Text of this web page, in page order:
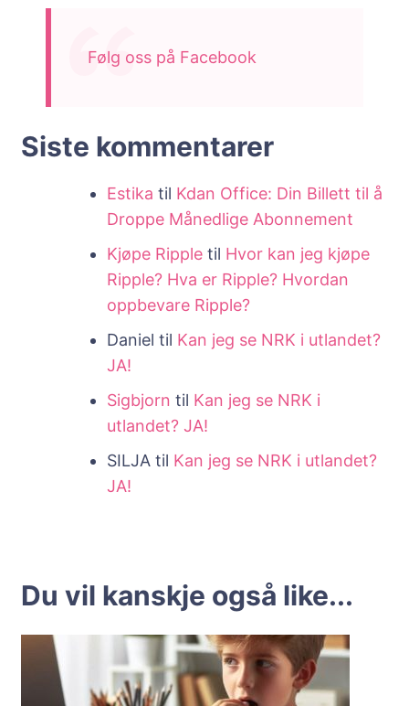
Følg oss på Facebook
Siste kommentarer
Estika til Kdan Office: Din Billett til å
Droppe Månedlige Abonnement
Kjøpe Ripple til Hvor kan jeg kjøpe
Ripple? Hva er Ripple? Hvordan
oppbevare Ripple?
Daniel til Kan jeg se NRK i utlandet?
JA!
Sigbjorn til Kan jeg se NRK i
utlandet? JA!
SILJA til Kan jeg se NRK i utlandet?
JA!
Du vil kanskje også like...